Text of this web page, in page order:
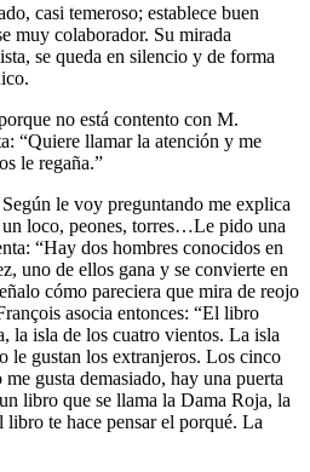
casi temeroso; establece buen
muy colaborador. Su mirada
se queda en silencio y de forma
no está contento con M.
“Quiere llamar la atención y me
le regaña.”
le voy preguntando me explica
loco, peones, torres…Le pido una
“Hay dos hombres conocidos en
uno de ellos gana y se convierte en
cómo pareciera que mira de reojo
asocia entonces: “El libro
la isla de los cuatro vientos. La isla
le gustan los extranjeros. Los cinco
gusta demasiado, hay una puerta
libro que se llama la Dama Roja, la
te hace pensar el porqué. La